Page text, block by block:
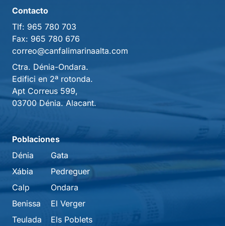
Contacto
Tlf: 965 780 703
Fax: 965 780 676
correo@canfalimarinaalta.com
Ctra. Dénia-Ondara.
Edifici en 2ª rotonda.
Apt Correus 599,
03700 Dénia. Alacant.
Poblaciones
Dénia
Xábia
Calp
Benissa
Teulada
Gata
Pedreguer
Ondara
El Verger
Els Poblets